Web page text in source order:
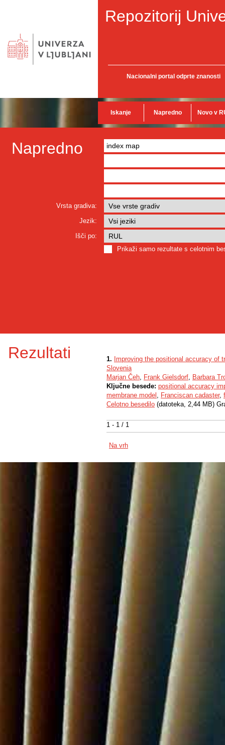
Repozitorij
Nacionalni portal odprte znanosti
Iskanje Napredno Novo v
Napredno
Vrsta gradiva:
Jezik:
Išči po:
Prikaži samo rezultate s celotnim
Rezultati
1 - 1 / 1
1. Improving the positional accuracy of
Slovenia
Marjan Čeh, Frank Gielsdorf, Barbara
Ključne besede: positional accuracy
membrane model , Franciscan cadaster,
Celotno besedilo (datoteka, 2,44 MB)
Na vrh